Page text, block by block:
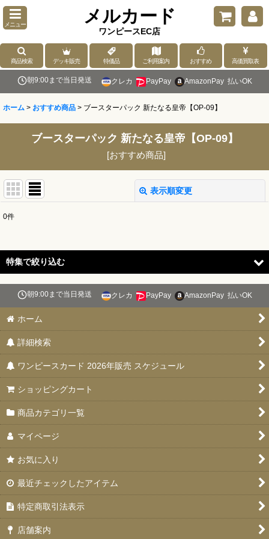
メニュー メルカード
ワンピースEC店
商品検索 デッキ販売 特価品 ご利用案内 おすすめ 高価買取表
朝9:00まで当日発送 クレカ PayPay AmazonPay 払いOK
ホーム > おすすめ商品 > ブースターパック 新たなる皇帝【OP-09】
ブースターパック 新たなる皇帝【OP-09】
[おすすめ商品]
表示順変更
並び順:
0件
特集で絞り込む
スタートデッキ 【ST-31〜36】
ブースターパック 決戦の刻【OP-16】
特価品
デッキ販売
プロモカード
ドン！！カード
未開封品
エクストラブースター EGGHEAD CRISIS(エッグヘッドクライ
朝9:00まで当日発送 クレカ PayPay AmazonPay 払いOK
ホーム
詳細検索
ワンピースカード 2026年販売 スケジュール
ショッピングカート
商品カテゴリ一覧
マイページ
お気に入り
最近チェックしたアイテム
特定商取引法表示
店舗案内